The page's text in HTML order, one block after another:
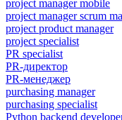
project manager mobile
project manager scrum
project product manager
project specialist
PR specialist
PR-директор
PR-менеджер
purchasing manager
purchasing specialist
Python backend